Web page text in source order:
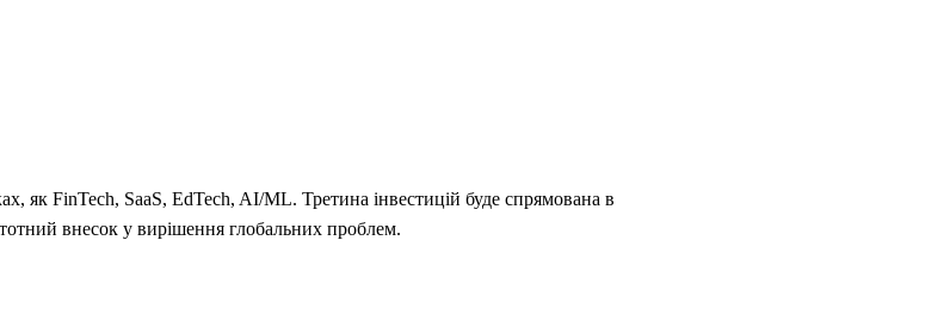
як FinTech, SaaS, EdTech, AI/ML. Третина інвестицій буде спрямована в
внесок у вирішення глобальних проблем.